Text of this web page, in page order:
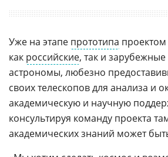
Уже на этапе прототипа
как российские, так и зарубежные
астрономы, любезно
своих телескопов для анализа и
академическую и научную
консультируя команду проекта
академических знаний может